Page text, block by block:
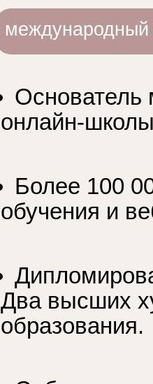
международный
Основатель
онлайн-
Более 100
обучения и
Два высших
образования.